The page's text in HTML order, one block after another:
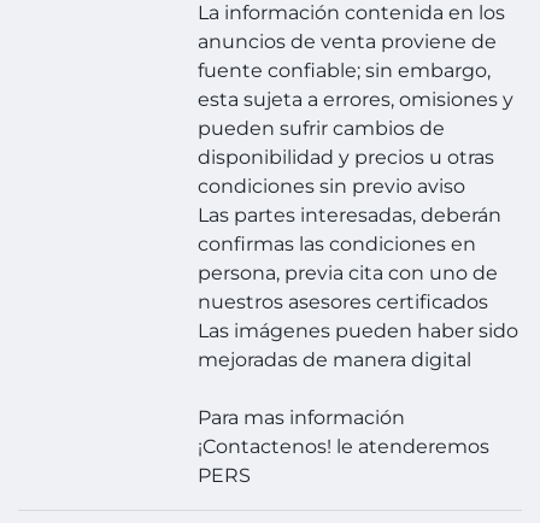
La información contenida en los
anuncios de venta proviene de
fuente confiable; sin embargo,
esta sujeta a errores, omisiones y
pueden sufrir cambios de
disponibilidad y precios u otras
condiciones sin previo aviso
Las partes interesadas, deberán
confirmas las condiciones en
persona, previa cita con uno de
nuestros asesores certificados
Las imágenes pueden haber sido
mejoradas de manera digital
Para mas información
¡Contactenos! le atenderemos
PERS